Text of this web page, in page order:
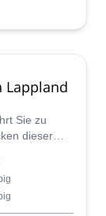
Lappland
Sie zu
dieser